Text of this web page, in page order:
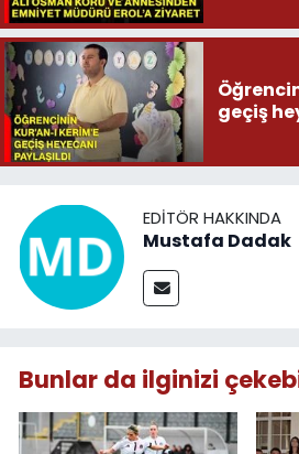
geçiş
EDITÖR HAKKINDA
Mustafa Dadak
Bunlar da ilginizi